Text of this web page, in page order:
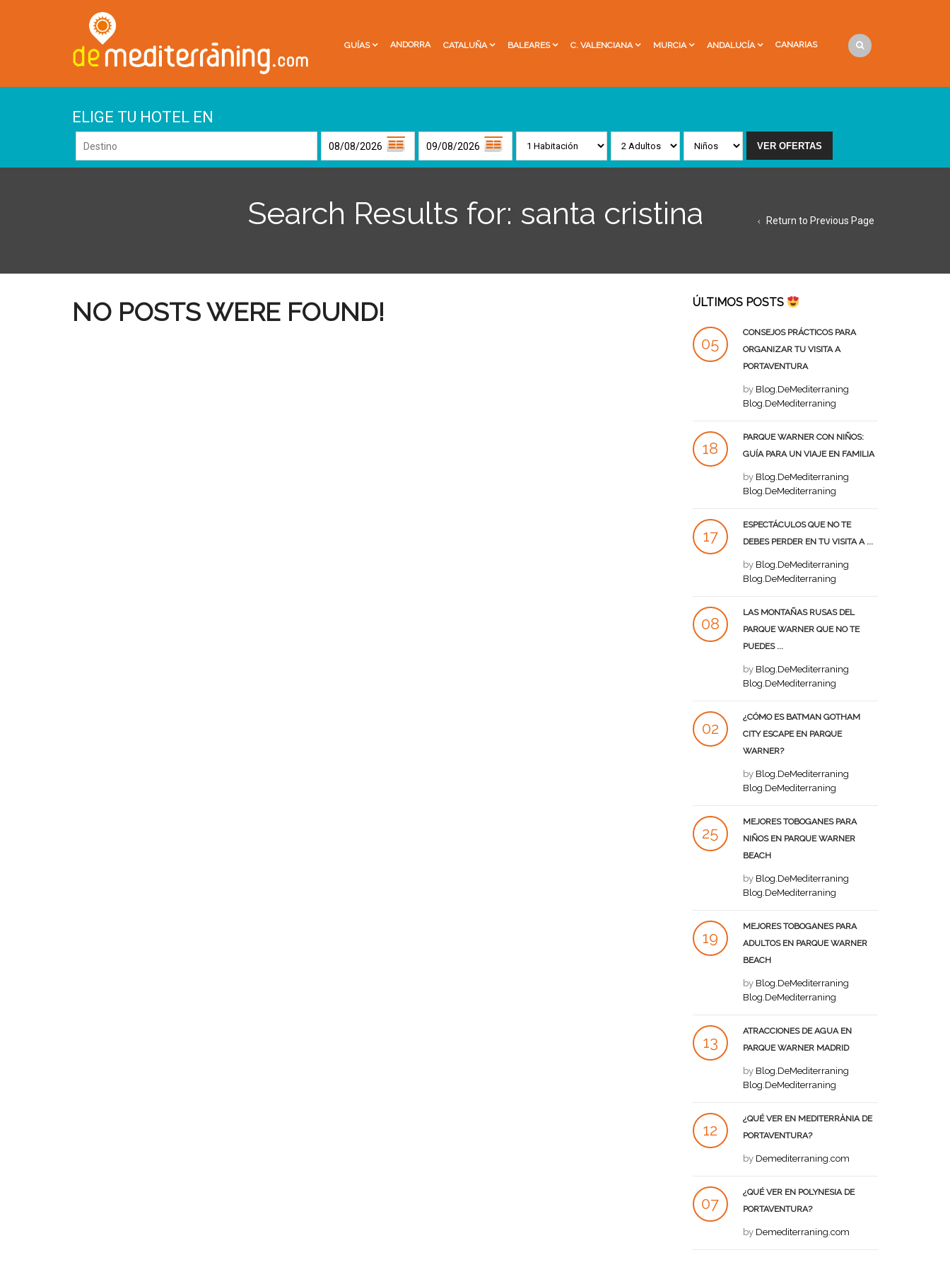
GUÍAS ANDORRA CATALUÑA BALEARES C. VALENCIANA MURCIA ANDALUCÍA CANARIAS
ELIGE TU HOTEL EN
Search Results for: santa cristina Return to Previous Page
NO POSTS WERE FOUND! ÚLTIMOS POSTS
05
CONSEJOS PRÁCTICOS PARA
ORGANIZAR TU VISITA A
PORTAVENTURA
by Blog.DeMediterraning
Blog.DeMediterraning
18
PARQUE WARNER CON NIÑOS:
GUÍA PARA UN VIAJE EN FAMILIA
by Blog.DeMediterraning
Blog.DeMediterraning
17
ESPECTÁCULOS QUE NO TE
DEBES PERDER EN TU VISITA A ...
by Blog.DeMediterraning
Blog.DeMediterraning
08
LAS MONTAÑAS RUSAS DEL
PARQUE WARNER QUE NO TE
PUEDES ...
by Blog.DeMediterraning
Blog.DeMediterraning
02
¿CÓMO ES BATMAN GOTHAM
CITY ESCAPE EN PARQUE
WARNER?
by Blog.DeMediterraning
Blog.DeMediterraning
25
MEJORES TOBOGANES PARA
NIÑOS EN PARQUE WARNER
BEACH
by Blog.DeMediterraning
Blog.DeMediterraning
19
MEJORES TOBOGANES PARA
ADULTOS EN PARQUE WARNER
BEACH
by Blog.DeMediterraning
Blog.DeMediterraning
13
ATRACCIONES DE AGUA EN
PARQUE WARNER MADRID
by Blog.DeMediterraning
Blog.DeMediterraning
12
¿QUÉ VER EN MEDITERRÀNIA DE
PORTAVENTURA?
by Demediterraning.com
07
¿QUÉ VER EN POLYNESIA DE
PORTAVENTURA?
by Demediterraning.com